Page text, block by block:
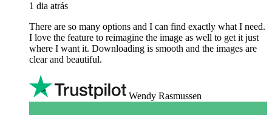
1 dia atrás
There are so many options and I can find exactly what I need.
I love the feature to reimagine the image as well to get it just
where I want it. Downloading is smooth and the images are
clear and beautiful.
Wendy Rasmussen